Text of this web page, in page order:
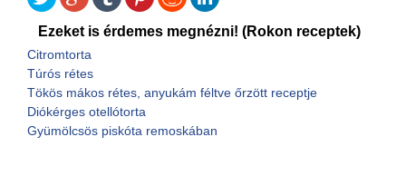
Ezeket is érdemes megnézni! (Rokon receptek)
Citromtorta
Túrós rétes
Tökös mákos rétes, anyukám féltve őrzött receptje
Diókérges otellótorta
Gyümölcsös piskóta remoskában